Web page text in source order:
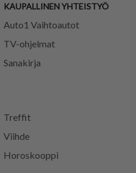
Treffit
Viihde
Horoskooppi
KAUPALLINEN YHTEISTYÖ
Auto1 Vaihtoautot
TV-ohjelmat
Sanakirja